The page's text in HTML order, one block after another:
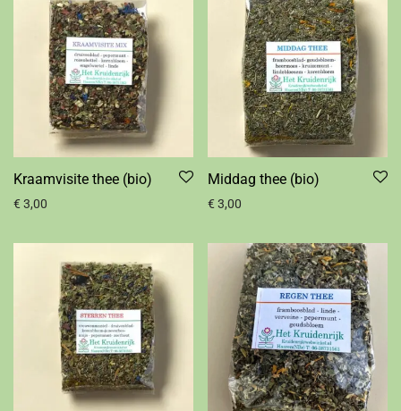
Kraamvisite thee (bio)
€ 3,00
Middag thee (bio)
€ 3,00